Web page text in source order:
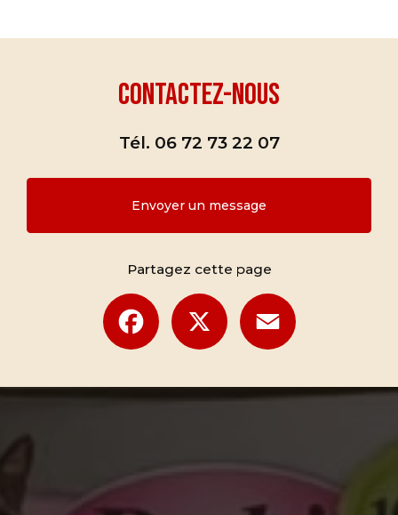
Contactez-nous
Tél. 06 72 73 22 07
Envoyer un message
Partagez cette page
Facebook